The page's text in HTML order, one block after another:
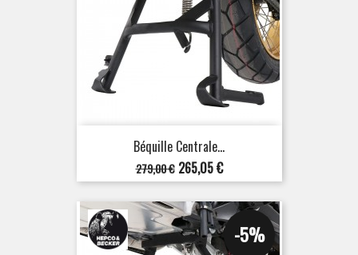
Béquille Centrale...
Prix
de
base
279,00 € Prix
265,05 €
-5%